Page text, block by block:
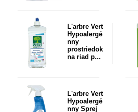
L'arbre Vert
Hypoalergé
nny
prostriedok
na riad p...
L'arbre Vert
Hypoalergé
nny Sprej